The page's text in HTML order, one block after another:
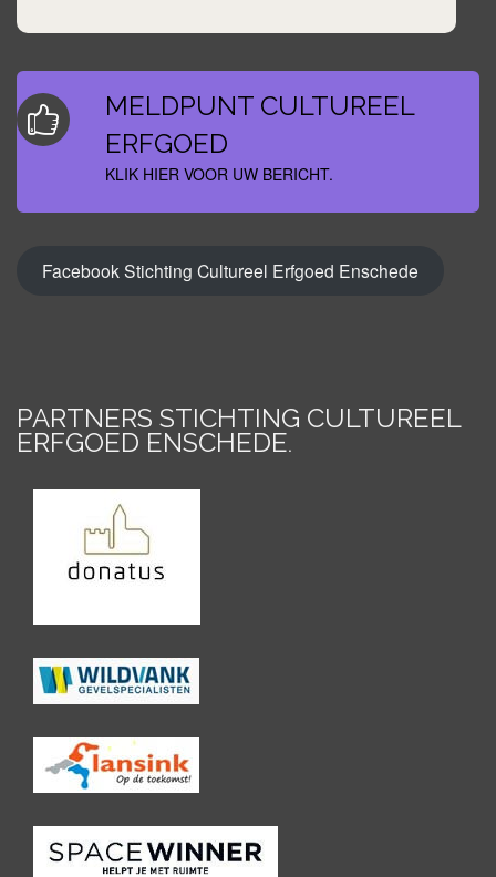
MELDPUNT CULTUREEL
ERFGOED
KLIK HIER VOOR UW BERICHT.
Facebook Stichting Cultureel Erfgoed Enschede
PARTNERS STICHTING CULTUREEL
ERFGOED ENSCHEDE.